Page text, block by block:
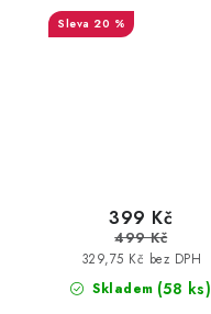
jménem
20 %
Skladem (58 ks)
329,75 Kč bez DPH
399 Kč
499 Kč